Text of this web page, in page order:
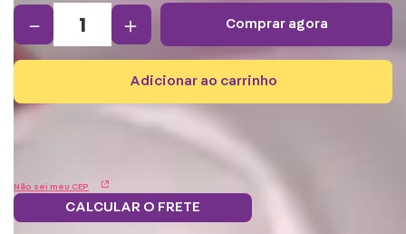
＋
－ comprar agora
adicionar ao carrinho
Não sei meu CEP
CALCULAR O FRETE